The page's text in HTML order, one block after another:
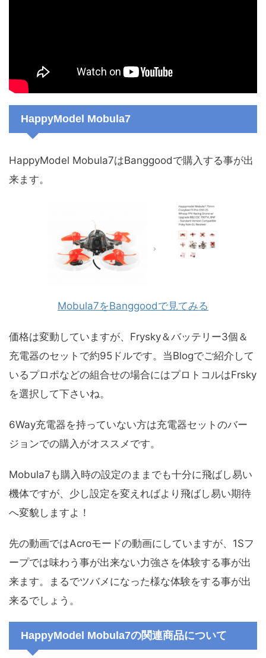
HappyModel Mobula7
HappyModel Mobula7はBanggoodで購入する事が出
来ます。
Mobula7をBanggoodで見てみる
価格は変動していますが、Frysky＆バッテリー3個＆
充電器のセットで約95ドルです。当Blogでご紹介して
いるプロポなどの組合せの場合にはプロトコルはFrsky
を選択して下さいね。
6Way充電器を持っていない方は充電器セットのバー
ジョンでの購入がオススメです。
Mobula7も購入時の設定のままでも十分に飛ばし易い
機体ですが、少し設定を変えればより飛ばし易い期待
へ変貌しますよ！
先の動画ではAcroモードの動画にしていますが、1Sフ
ープでは味わう事が出来ない力強さを体験する事が出
来ます。まるでツバメになった様な体験をする事が出
来るでしょう。
HappyModel Mobula7の関連商品について